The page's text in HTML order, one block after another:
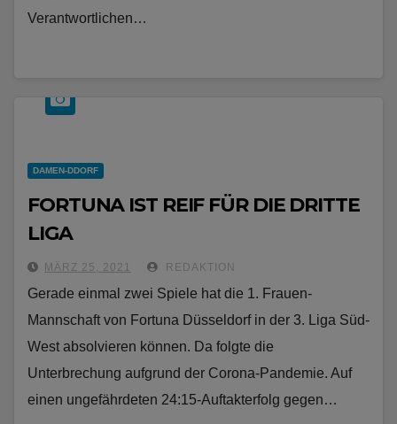
Verantwortlichen…
DAMEN-DDORF
FORTUNA IST REIF FÜR DIE DRITTE
LIGA
MÄRZ 25, 2021 REDAKTION
Gerade einmal zwei Spiele hat die 1. Frauen-
Mannschaft von Fortuna Düsseldorf in der 3. Liga Süd-
West absolvieren können. Da folgte die
Unterbrechung aufgrund der Corona-Pandemie. Auf
einen ungefährdeten 24:15-Auftakterfolg gegen…